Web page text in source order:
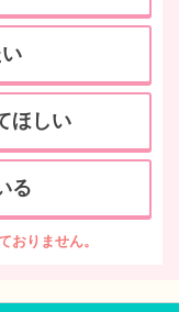
ほしい
る
おりません。